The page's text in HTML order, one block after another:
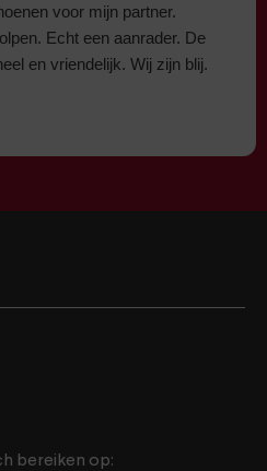
voor mijn partner.
Echt een aanrader. De
en vriendelijk. Wij zijn blij.
bereiken op: